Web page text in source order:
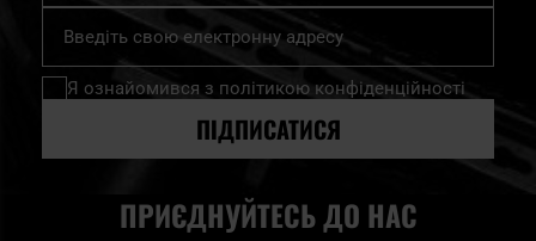
Підпишіться
нашу
розсилку
Я ознайомився з політикою конфіденційності
ПІДПИСАТИСЯ
ПРИЄДНУЙТЕСЬ ДО НАС